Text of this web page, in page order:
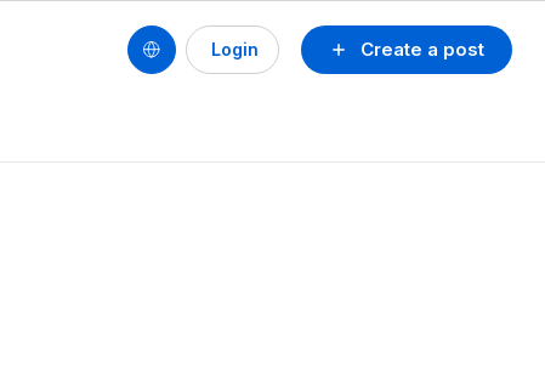
Create a post
Login